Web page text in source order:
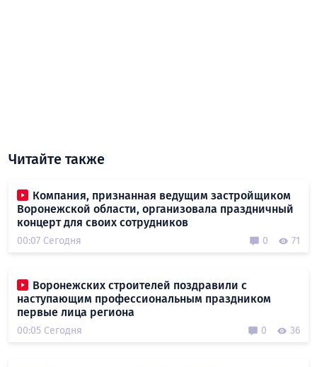
Читайте также
Компания, признанная ведущим застройщиком
Воронежской области, организовала праздничный
концерт для своих сотрудников
00:07 Сегодня 0 71
Воронежских строителей поздравили с
наступающим профессиональным праздником
первые лица региона
00:05 Сегодня 0 36